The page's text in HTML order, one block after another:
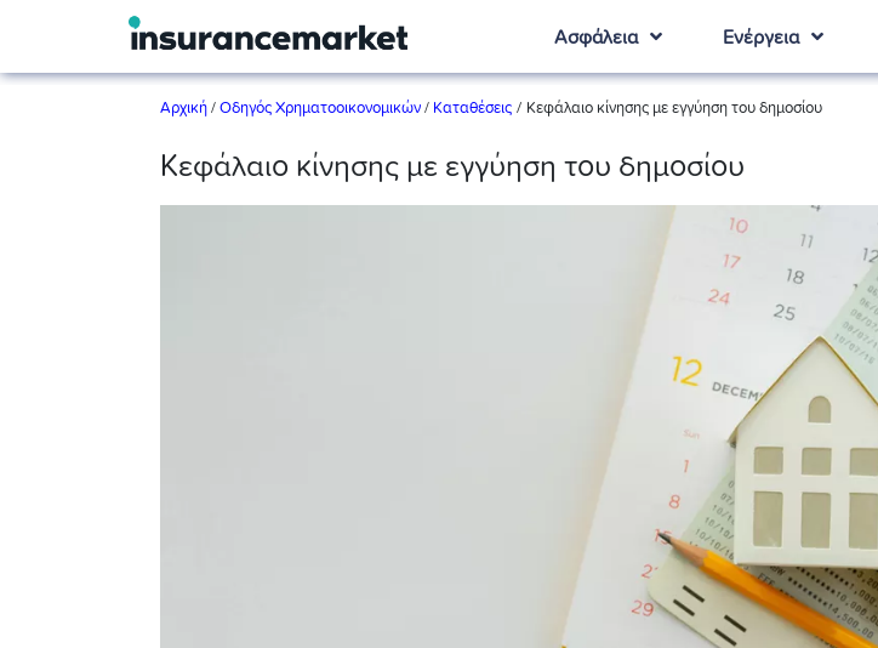
Ασφάλεια Ενέργεια
Αρχική / Οδηγός Χρηματοοικονομικών / Καταθέσεις / Κεφάλαιο κίνησης με εγγύηση του δημοσίου
Κεφάλαιο κίνησης με εγγύηση του δημοσίου